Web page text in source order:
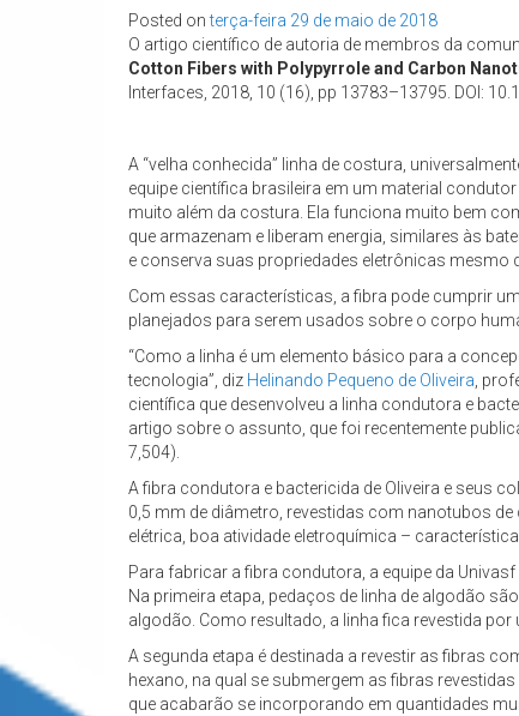
Posted onterça-feira 29 de maio de 2018
O artigo científico de autoria de membros da
Cotton Fibers with Polypyrrole and Carbon
Interfaces, 2018, 10 (16), pp 13783–13795. DOI:
A “velha conhecida” linha de costura,
equipe científica brasileira em um material
muito além da costura. Ela funciona muito bem
que armazenam e liberam energia, similares às
e conserva suas propriedades eletrônicas mesmo
Com essas características, a fibra pode cumprir
planejados para serem usados sobre o corpo
“Como a linha é um elemento básico para a
tecnologia”, diz Helinando Pequeno de Oliveira ,
científica que desenvolveu a linha condutora e
artigo sobre o assunto, que foi recentemente
7,504).
A fibra condutora e bactericida de Oliveira e seus
0,5 mm de diâmetro, revestidas com nanotubos
elétrica, boa atividade eletroquímica –
Para fabricar a fibra condutora, a equipe da
Na primeira etapa, pedaços de linha de algodão
algodão. Como resultado, a linha fica revestida
A segunda etapa é destinada a revestir as fibras
hexano, na qual se submergem as fibras
que acabarão se incorporando em quantidades